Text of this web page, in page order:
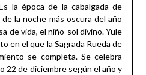
la época de la cabalgada de
la noche más oscura del año
de vida, el niño-sol divino. Yule
en el que la Sagrada Rueda de
se completa. Se celebra
22 de diciembre según el año y